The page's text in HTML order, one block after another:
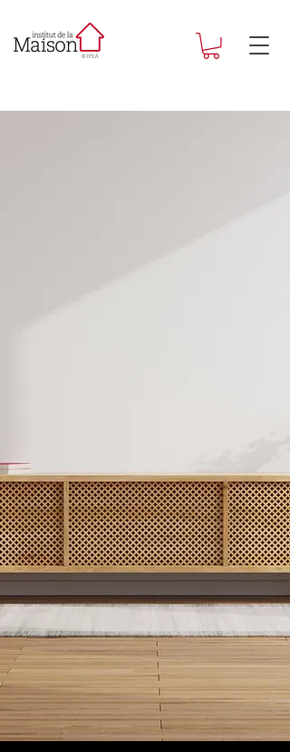
marché et des analyses
grâce à son expertise depuis
plus de 40 ans.
Découvrir les études